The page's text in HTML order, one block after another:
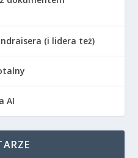
(i lidera też)
AI